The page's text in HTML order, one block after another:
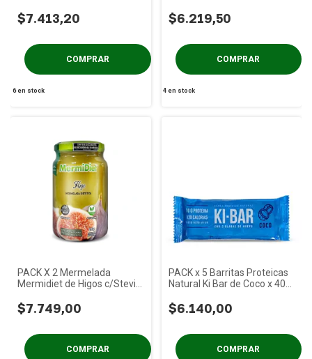
$7.413,20
6en stock
$6.219,50
4 en stock
PACK X 2 Mermelada
Mermidiet de Higos c/Stevia
$7.749,00
PACK x 5 Barritas Proteicas
Natural Ki Bar de Coco x 40
$6.140,00